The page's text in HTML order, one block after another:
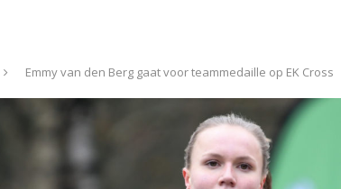
Emmy van den Berg gaat voor teammedaille op EK Cross